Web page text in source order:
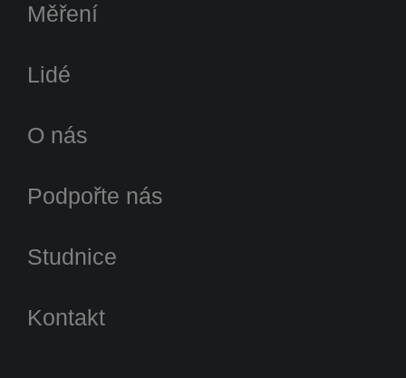
Měření
Lidé
O nás
Podpořte nás
Studnice
Kontakt